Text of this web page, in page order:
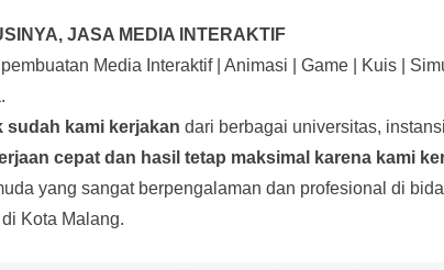
JASA MEDIA INTERAKTIF
Media Interaktif | Animasi | Game | Kuis |
sudah kami kerjakan dari berbagai universitas,
cepat dan hasil tetap maksimal karena kami
yang sangat berpengalaman dan profesional di
Kota Malang.